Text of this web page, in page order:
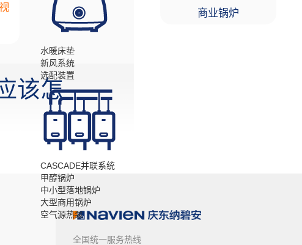
水暖床垫
新风系统
选配装置
CASCADE并联系统
甲醇锅炉
中小型落地锅炉
大型商用锅炉
空气源热泵
商业锅炉
该怎
全国统一服务热线